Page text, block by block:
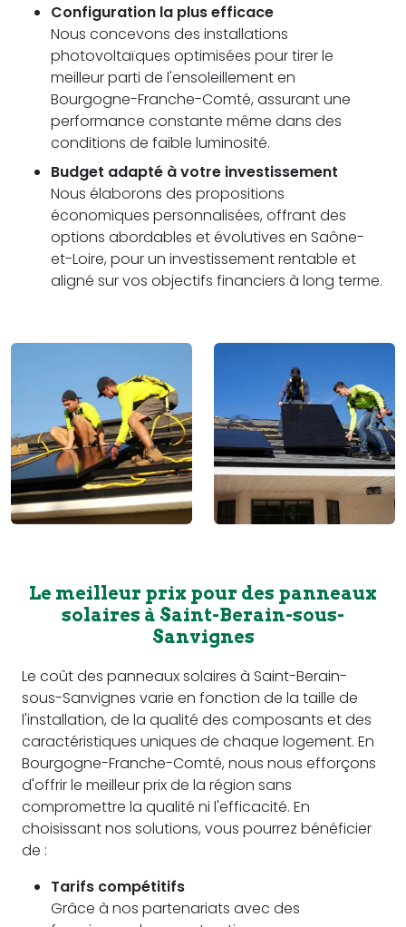
Configuration la plus efficace
Nous concevons des installations
photovoltaïques optimisées pour tirer le
meilleur parti de l'ensoleillement en
Bourgogne-Franche-Comté, assurant une
performance constante même dans des
conditions de faible luminosité.
Budget adapté à votre investissement
Nous élaborons des propositions
économiques personnalisées, offrant des
options abordables et évolutives en Saône-
et-Loire, pour un investissement rentable et
aligné sur vos objectifs financiers à long terme.
Le meilleur prix pour des panneaux
solaires à Saint-Berain-sous-
Sanvignes
Le coût des panneaux solaires à Saint-Berain-
sous-Sanvignes varie en fonction de la taille de
l'installation, de la qualité des composants et des
caractéristiques uniques de chaque logement. En
Bourgogne-Franche-Comté, nous nous efforçons
d'offrir le meilleur prix de la région sans
compromettre la qualité ni l'efficacité. En
choisissant nos solutions, vous pourrez bénéficier
de :
Tarifs compétitifs
Grâce à nos partenariats avec des